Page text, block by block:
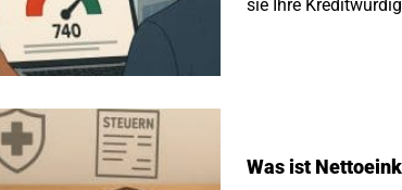
sie Ihre
Was ist